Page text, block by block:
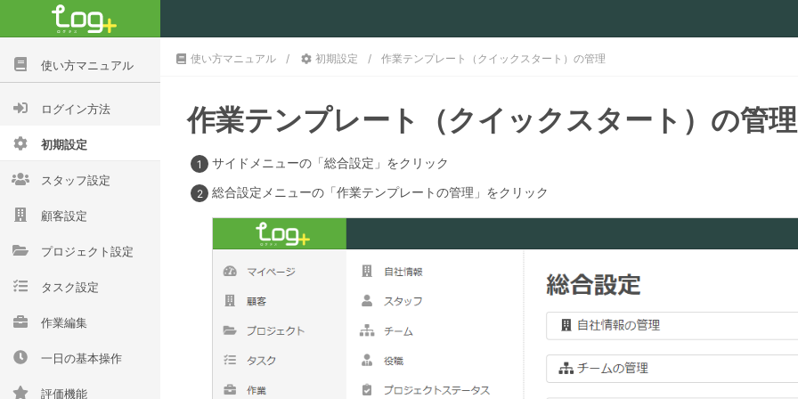
使い方マニュアル
ログイン方法
初期設定
スタッフ設定
顧客設定
プロジェクト設定
タスク設定
作業編集
一日の基本操作
評価機能
使い方マニュアル 初期設定 作業テンプレート（クイックスタート）の管理
作業テンプレート（クイックスタート）の管理
サイドメニューの「総合設定」をクリック
総合設定メニューの「作業テンプレートの管理」をクリック